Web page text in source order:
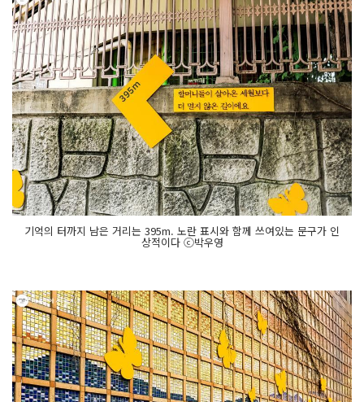
기억의 터까지 남은 거리는 395m. 노란 표시와 함께 쓰여있는 문구가 인
상적이다 ⓒ박우영